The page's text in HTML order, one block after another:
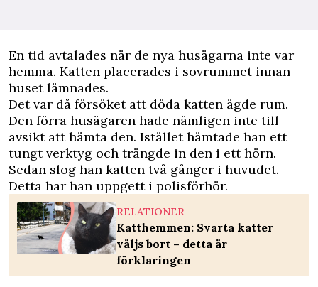
En tid avtalades när de nya husägarna inte var
hemma. Katten placerades i sovrummet innan
huset lämnades.
Det var då försöket att döda katten ägde rum.
Den förra husägaren hade nämligen inte till
avsikt att hämta den. Istället hämtade han ett
tungt verktyg och trängde in den i ett hörn.
Sedan slog han katten två gånger i huvudet.
Detta har han uppgett i polisförhör.
RELATIONER
Katthemmen: Svarta katter
väljs bort – detta är
förklaringen